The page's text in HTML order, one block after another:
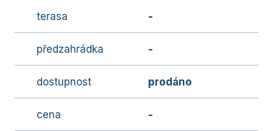
terasa -
předzahrádka -
dostupnost prodáno
cena -